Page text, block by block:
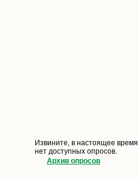
Извините, в настоящее время
нет доступных опросов.
Архив опросов